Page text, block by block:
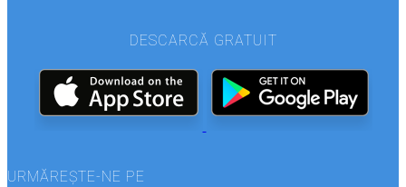
DESCARCĂ GRATUIT
URMĂREȘTE-NE PE